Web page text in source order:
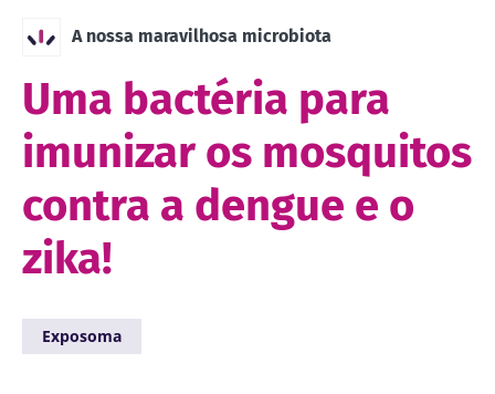
A nossa maravilhosa microbiota
Uma bactéria para
imunizar os mosquitos
contra a dengue e o
zika!
Exposoma